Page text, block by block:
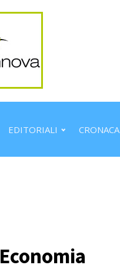
EDITORIALI CRONACA
Economia